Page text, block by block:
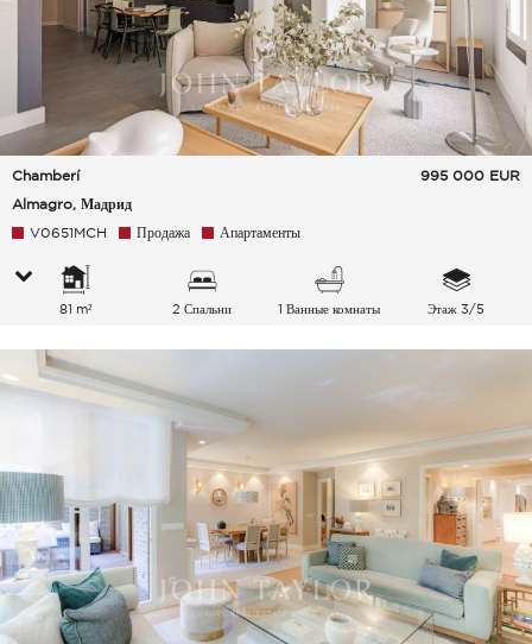
Chamberí
Almagro, Мадрид
995 000 EUR
V0651MCH Продажа Апартаменты
81 m² 2 Спальни 1 Ванные комнаты Этаж 3/5